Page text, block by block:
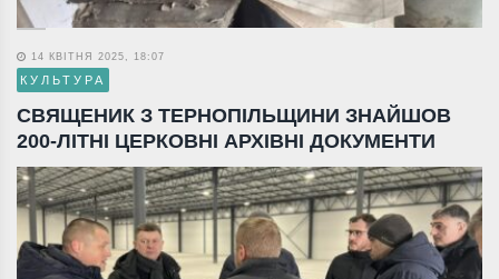
14 КВІТНЯ 2025, 18:07
КУЛЬТУРА
СВЯЩЕНИК З ТЕРНОПІЛЬЩИНИ ЗНАЙШОВ
200-ЛІТНІ ЦЕРКОВНІ АРХІВНІ ДОКУМЕНТИ